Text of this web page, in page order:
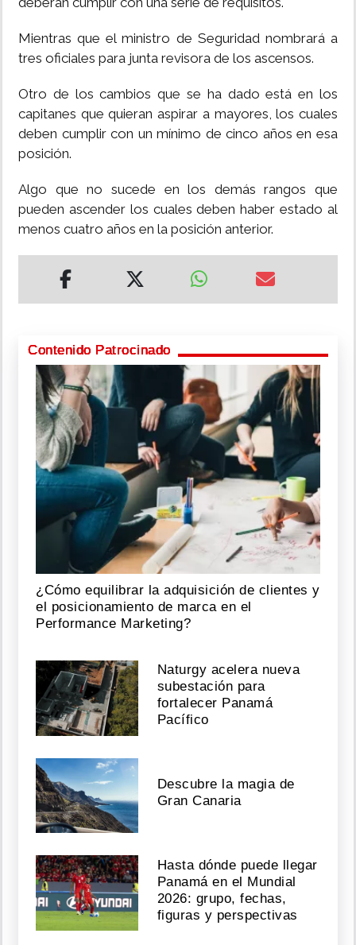
Mientras que el ministro de Seguridad nombrará a
tres oficiales para junta revisora de los ascensos.
Otro de los cambios que se ha dado está en los
capitanes que quieran aspirar a mayores, los cuales
deben cumplir con un mínimo de cinco años en esa
posición.
Algo que no sucede en los demás rangos que
pueden ascender los cuales deben haber estado al
menos cuatro años en la posición anterior.
Contenido Patrocinado
¿Cómo equilibrar la adquisición de clientes y
el posicionamiento de marca en el
Performance Marketing?
Naturgy acelera nueva
subestación para
fortalecer Panamá
Pacífico
Descubre la magia de
Gran Canaria
Hasta dónde puede llegar
Panamá en el Mundial
2026: grupo, fechas,
figuras y perspectivas